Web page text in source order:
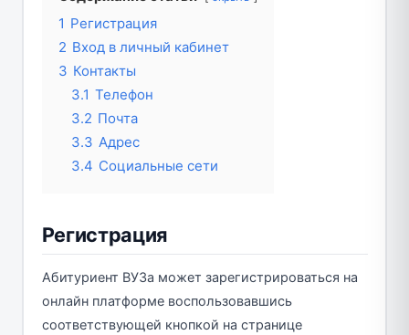
1 Регистрация
2 Вход в личный кабинет
3 Контакты
3.1 Телефон
3.2 Почта
3.3 Адрес
3.4 Социальные сети
Регистрация
Абитуриент ВУЗа может зарегистрироваться на
онлайн платформе воспользовавшись
соответствующей кнопкой на странице